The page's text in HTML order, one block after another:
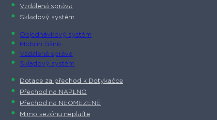
Vzdálená správa
Skladový systém
Objednávkový systém
Mobilní číšník
Vzdálená správa
Skladový systém
Dotace za přechod k Dotykačce
Přechod na NAPLNO
Přechod na NEOMEZENĚ
Mimo sezónu neplaťte